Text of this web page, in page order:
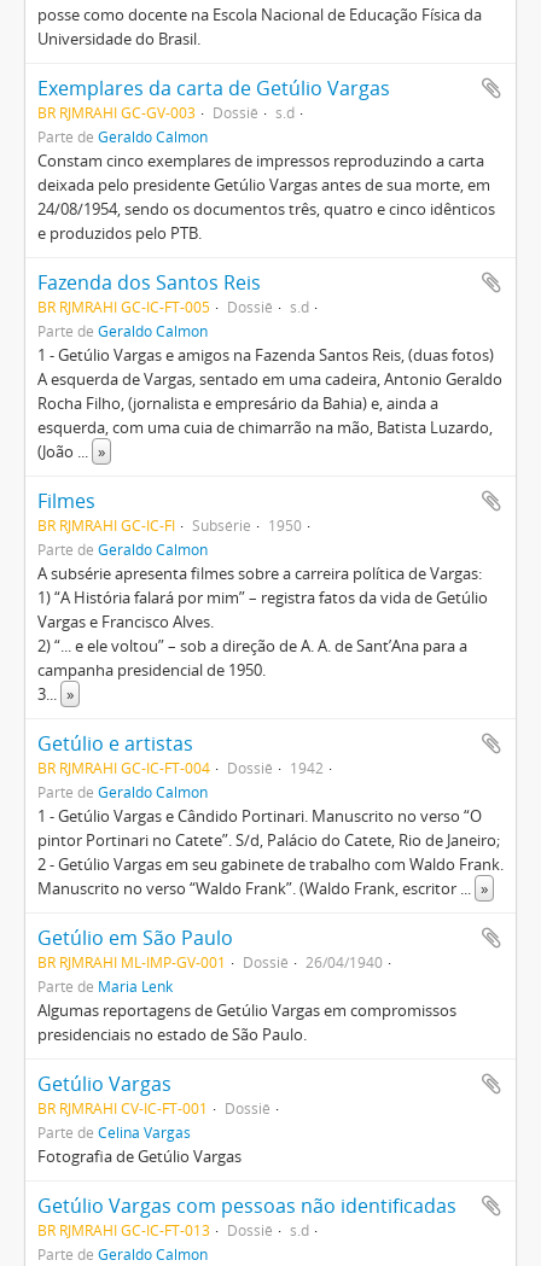
posse como docente na Escola Nacional de Educação Física da
Universidade do Brasil.
Exemplares da carta de Getúlio Vargas
BR RJMRAHI GC-GV-003 Dossiê
s.d
Parte de Geraldo Calmon
Constam cinco exemplares de impressos reproduzindo a carta
deixada pelo presidente Getúlio Vargas antes de sua morte, em
24/08/1954, sendo os documentos três, quatro e cinco idênticos
e produzidos pelo PTB.
Fazenda dos Santos Reis
BR RJMRAHI GC-IC-FT-005 Dossiê
s.d
Parte de Geraldo Calmon
1 - Getúlio Vargas e amigos na Fazenda Santos Reis, (duas fotos)
A esquerda de Vargas, sentado em uma cadeira, Antonio Geraldo
Rocha Filho, (jornalista e empresário da Bahia) e, ainda a
esquerda, com uma cuia de chimarrão na mão, Batista Luzardo,
(João ... »
Filmes
BR RJMRAHI GC-IC-FI Subsérie
1950
Parte de Geraldo Calmon
A subsérie apresenta filmes sobre a carreira política de Vargas:
1) “A História falará por mim” – registra fatos da vida de Getúlio
Vargas e Francisco Alves.
2) “... e ele voltou” – sob a direção de A. A. de Sant’Ana para a
campanha presidencial de 1950.
3... »
Getúlio e artistas
BR RJMRAHI GC-IC-FT-004 Dossiê
1942
Parte de Geraldo Calmon
1 - Getúlio Vargas e Cândido Portinari. Manuscrito no verso “O
pintor Portinari no Catete”. S/d, Palácio do Catete, Rio de Janeiro;
2 - Getúlio Vargas em seu gabinete de trabalho com Waldo Frank.
Manuscrito no verso “Waldo Frank”. (Waldo Frank, escritor ... »
Getúlio em São Paulo
BR RJMRAHI ML-IMP-GV-001 Dossiê
26/04/1940
Parte de Maria Lenk
Algumas reportagens de Getúlio Vargas em compromissos
presidenciais no estado de São Paulo.
Getúlio Vargas
BR RJMRAHI CV-IC-FT-001
Dossiê
Parte de Celina Vargas
Fotografia de Getúlio Vargas
Getúlio Vargas com pessoas não identificadas
BR RJMRAHI GC-IC-FT-013 Dossiê
s.d
Parte de Geraldo Calmon